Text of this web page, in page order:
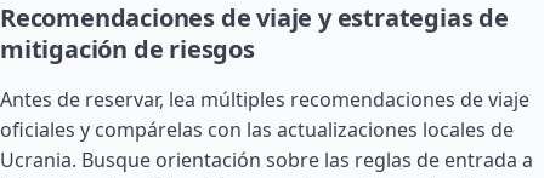
Recomendaciones de viaje y estrategias de
mitigación de riesgos
Antes de reservar, lea múltiples recomendaciones de viaje
oficiales y compárelas con las actualizaciones locales de
Ucrania. Busque orientación sobre las reglas de entrada a